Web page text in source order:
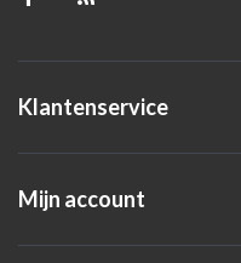
Klantenservice
Mijn account